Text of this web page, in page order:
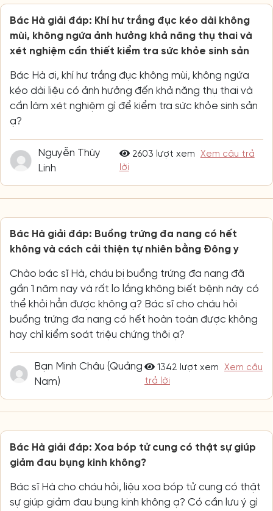
Bác Hà giải đáp: Khí hư trắng đục kéo dài không
mùi, không ngứa ảnh hưởng khả năng thụ thai và
xét nghiệm cần thiết kiểm tra sức khỏe sinh sản
Bác Hà ơi, khí hư trắng đục không mùi, không ngứa
kéo dài liệu có ảnh hưởng đến khả năng thụ thai và
cần làm xét nghiệm gì để kiểm tra sức khỏe sinh sản
ạ?
Nguyễn Thùy
Linh
2603 lượt xem
Xem câu trả
lời
Bác Hà giải đáp: Buồng trứng đa nang có hết
không và cách cải thiện tự nhiên bằng Đông y
Chào bác sĩ Hà, cháu bị buồng trứng đa nang đã
gần 1 năm nay và rất lo lắng không biết bệnh này có
thể khỏi hẳn được không ạ? Bác sĩ cho cháu hỏi
buồng trứng đa nang có hết hoàn toàn được không
hay chỉ kiểm soát triệu chứng thôi ạ?
Bạn Minh Châu (Quảng
Nam)
1342 lượt xem
Xem câu
trả lời
Bác Hà giải đáp: Xoa bóp tử cung có thật sự giúp
giảm đau bụng kinh không?
Bác sĩ Hà cho cháu hỏi, liệu xoa bóp tử cung có thật
sự giúp giảm đau bụng kinh không ạ? Có cần lưu ý gì